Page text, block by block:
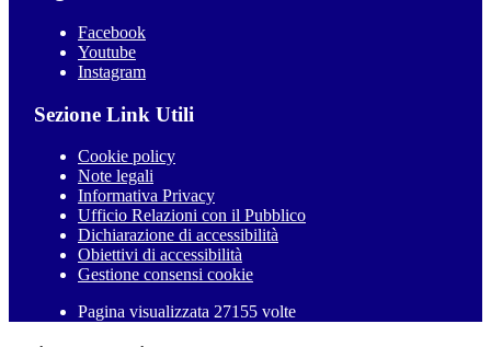
Facebook
Youtube
Instagram
Sezione Link Utili
Cookie policy
Note legali
Informativa Privacy
Ufficio Relazioni con il Pubblico
Dichiarazione di accessibilità
Obiettivi di accessibilità
Gestione consensi cookie
Pagina visualizzata 27155 volte